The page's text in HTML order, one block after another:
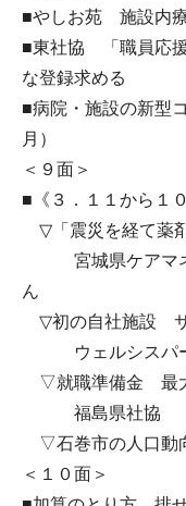
■やしお苑 施設内
■東社協 「職員応
な登録求める
■病院・施設の新型
月）
＜９面＞
■《３．１１から１
▽「震災を経て薬
宮城県ケアマネ
ん
▽初の自社施設 サ
ウェルシスパー
▽就職準備金 最
福島県社協
▽石巻市の人口動
＜１０面＞